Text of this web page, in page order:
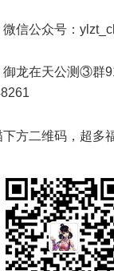
微信公众号：
御龙在天公测③群
方二维码，超多